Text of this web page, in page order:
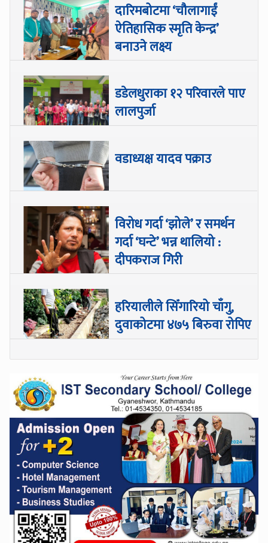
दारिमबोटमा ‘चौलागाईं
ऐतिहासिक स्मृति केन्द्र’
बनाउने लक्ष्य
डडेलधुराका १२ परिवारले पाए
लालपुर्जा
वडाध्यक्ष यादव पक्राउ
विरोध गर्दा ‘झोले’ र समर्थन
गर्दा ‘घन्टे’ भन्न थालियो :
दीपकराज गिरी
हरियालीले सिँगारियो चाँगु,
दुवाकोटमा ४७५ बिरुवा रोपिए